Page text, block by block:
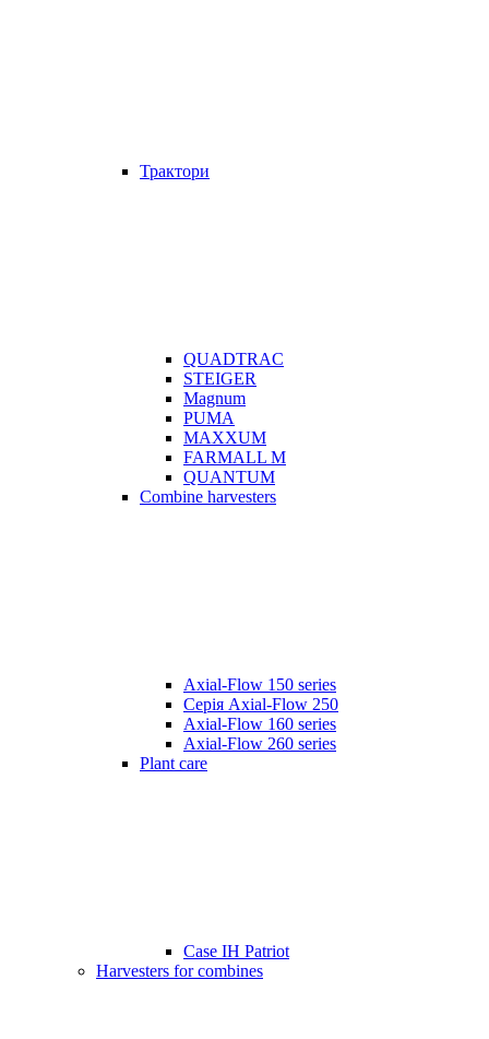
Трактори
QUADTRAC
STEIGER
Magnum
PUMA
MAXXUM
FARMALL M
QUANTUM
Combine harvesters
Axial-Flow 150 series
Серія Axial-Flow 250
Axial-Flow 160 series
Axial-Flow 260 series
Plant care
Case IH Patriot
Harvesters for combines